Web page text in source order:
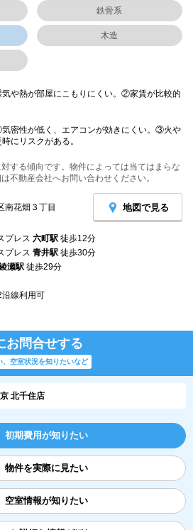
鉄骨系
木造
や熱が部屋にこもりにくい。②家賃が比較的
密性が低く、エアコンが効きにくい。③火や
にリスクがある。
する傾向です。物件によっては当てはまらな
不動産会社へお問い合わせください。
南花畑３丁目 地図で見る
プレス 六町駅 徒歩12分
プレス 青井駅 徒歩30分
瀬駅 徒歩29分
線利用可
お問合せする
、空室状況を知りたいなど
北千住店
初期費用が知りたい
物件を実際に見たい
空室情報が知りたい